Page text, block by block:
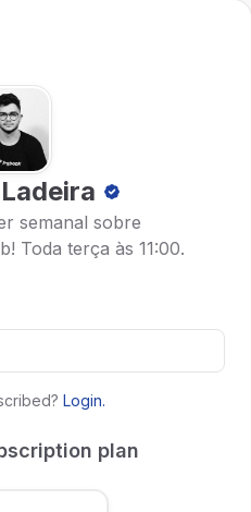
semanal sobre
Toda terça às 11:00.
Login.
plan